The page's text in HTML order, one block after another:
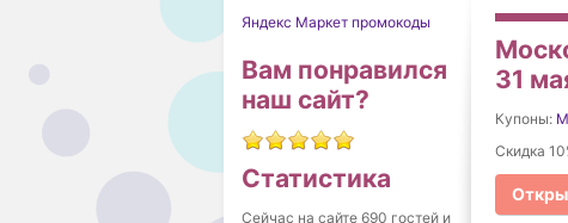
Яндекс Маркет промокоды
Вам понравился
наш сайт?
Статистика
Сейчас на сайте 690 гостей и
31
Купоны:
Скидка